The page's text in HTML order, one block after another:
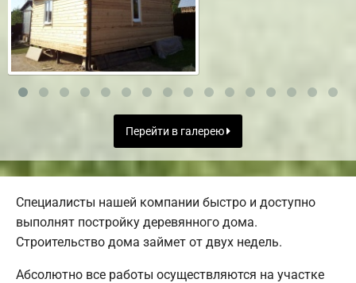
Перейти в галерею
Специалисты нашей компании быстро и доступно
выполнят постройку деревянного дома.
Строительство дома займет от двух недель.
Абсолютно все работы осуществляются на участке